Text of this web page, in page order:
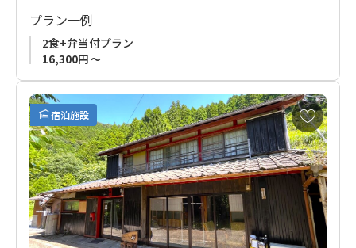
プラン一例
2食+弁当付プラン
16,300円 ～
宿泊施設
お
気
に
入
り
に
加